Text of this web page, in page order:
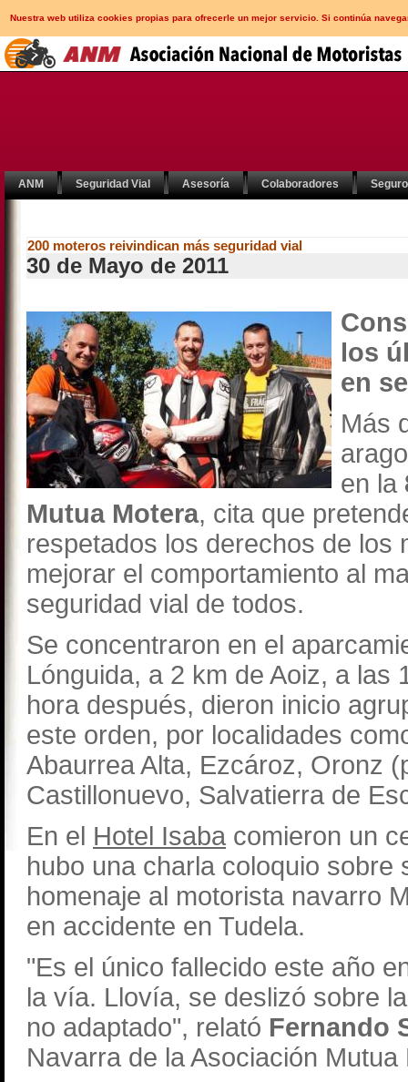
Nuestra web utiliza cookies propias para ofrecerle un mejor servicio. Si continúa
ANM Seguridad Vial Asesoría Colaboradores
200 moteros reivindican más seguridad vial
30 de Mayo de 2011
los
en
Más
en la
Mutua Motera, cita que
respetados los derechos de los
mejorar el comportamiento al
seguridad vial de todos.
Se concentraron en el
Lónguida, a 2 km de Aoiz, a las
hora después, dieron inicio
este orden, por localidades
Abaurrea Alta, Ezcároz, Oronz
Castillonuevo, Salvatierra de
En el Hotel Isaba comieron un
hubo una charla coloquio sobre
homenaje al motorista navarro
en accidente en Tudela.
"Es el único fallecido este año
la vía. Llovía, se deslizó sobre
no adaptado", relató Fernando
Navarra de la Asociación